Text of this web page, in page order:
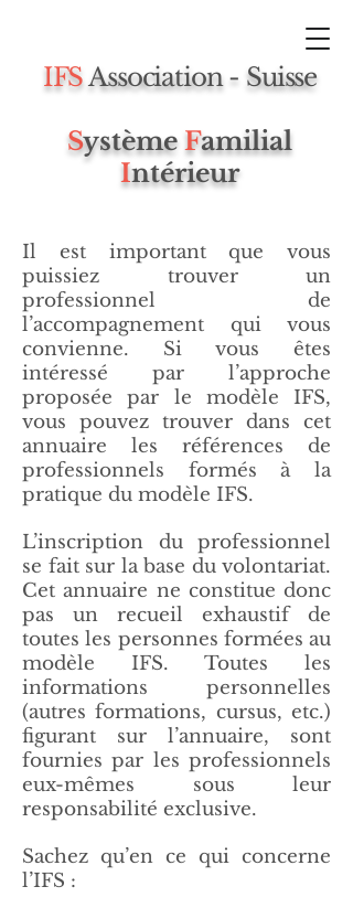
IFSAssociation - Suisse
Système Familial
Intérieur
Il est important que vous
puissiez trouver un
professionnel de
l’accompagnement qui vous
convienne. Si vous êtes
intéressé par l’approche
proposée par le modèle IFS,
vous pouvez trouver dans cet
annuaire les références de
professionnels formés à la
pratique du modèle IFS.
L’inscription du professionnel
se fait sur la base du volontariat.
Cet annuaire ne constitue donc
pas un recueil exhaustif de
toutes les personnes formées au
modèle IFS. Toutes les
informations personnelles
(autres formations, cursus, etc.)
figurant sur l’annuaire, sont
fournies par les professionnels
eux-mêmes sous leur
responsabilité exclusive.
Sachez qu’en ce qui concerne
l’IFS :